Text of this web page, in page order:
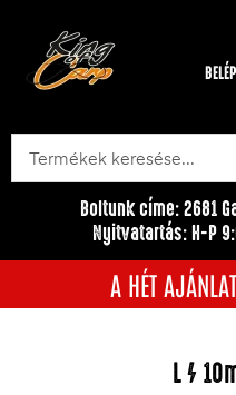
Boltunk címe: 2681
Nyitvatartás: H-P
A HÉT
L /